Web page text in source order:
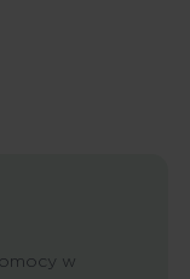
w